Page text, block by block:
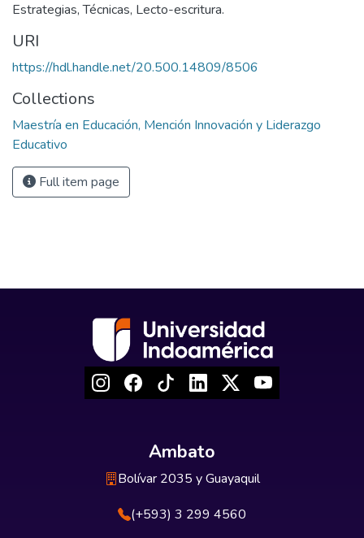
Estrategias, Técnicas, Lecto-escritura.
URI
https://hdl.handle.net/20.500.14809/8506
Collections
Maestría en Educación, Mención Innovación y Liderazgo
Educativo
Full item page
Ambato
Bolívar 2035 y Guayaquil
(+593) 3 299 4560